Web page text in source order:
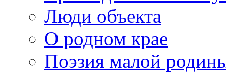
Люди объекта
О родном крае
Поэзия малой